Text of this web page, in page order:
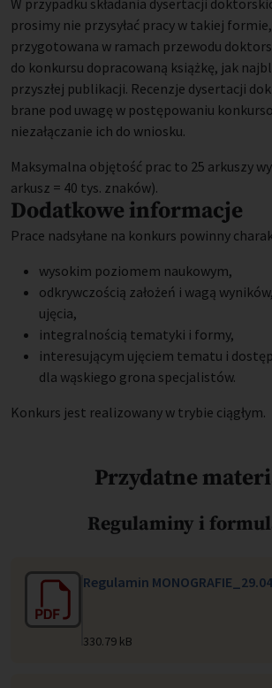
W przypadku składania dysertacji
prosimy nie przysyłać pracy w takiej
przygotowana w ramach przewodu
do konkursu dopracowaną książkę, jak
przyszłej publikacji. Recenzje dysertacji
brane pod uwagę w postępowaniu
niezałączanie ich do wniosku.
Maksymalna objętość prac to 25 arkuszy
arkusz = 40 tys. znaków).
Dodatkowe informacje
Prace nadsyłane na konkurs powinny
wysokim poziomem naukowym,
odkrywczością założeń i wagą
ujęcia,
integralnością tematyki i formy,
interesującym ujęciem tematu i
dla wąskiego grona specjalistów.
Konkurs jest realizowany w trybie ciągłym.
Przydatne
Regulaminy i
Regulamin
330.79 kB